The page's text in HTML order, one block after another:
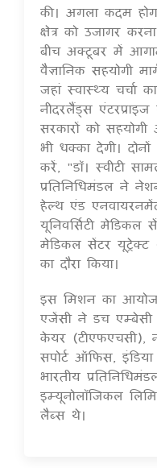
की। अगला कदम
क्षेत्र को उजागर
बीच अक्टूबर में
वैज्ञानिक सहयोगी
जहां स्वास्थ्य चर्चा
नीदरलैंड्स
सरकारों को
भी धक्का देगी।
करें, "डॉ। स्वीटी
प्रतिनिधिमंडल ने
हेल्थ एंड
यूनिवर्सिटी मेडिकल
मेडिकल सेंटर
का दौरा किया।
इस मिशन का
एजेंसी ने डच
केयर (टीएफएचसी),
सपोर्ट ऑफिस,
भारतीय
इम्यूनोलॉजिकल
लैब्स थे।